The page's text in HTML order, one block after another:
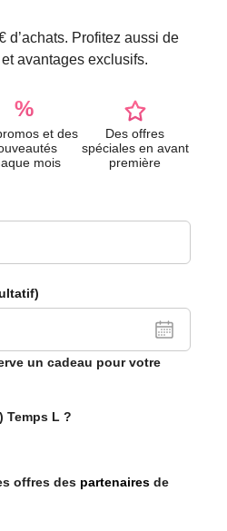
d’achats. Profitez aussi de
avantages exclusifs.
%
et des
mois
Des offres
spéciales en avant
première
un cadeau pour votre
Temps L ?
offres des partenaires de